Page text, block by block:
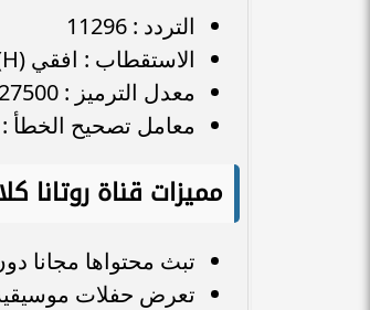
التردد : 11296
الاستقطاب : افقي (H)
معدل الترميز : 27500
معامل تصحيح الخطأ : 5/6
مميزات قناة روتانا
تبث محتواها مجانا
تعرض حفلات موسيقية